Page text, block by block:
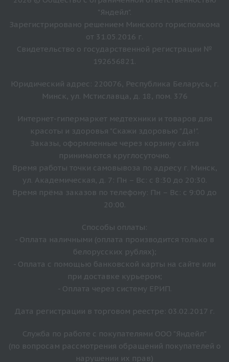
"Яндейл".
Зарегистрировано решением Минского горисполкома
от 31.05.2016 г.
Свидетельство о государственной регистрации №
192656821.
Юридический адрес: 220076, Республика Беларусь, г.
Минск, ул. Мстиславца, д. 18, пом. 376
Интернет-гипермаркет медтехники и товаров для
красоты и здоровья "Скажи здоровью "Да!".
Заказы, оформленные через корзину сайта
принимаются круглосуточно.
Время работы точки самовывоза по адресу г. Минск,
ул. Академическая, д. 7: Пн – Вс: с 8:30 до 20:30.
Время прёма заказов по телефону: Пн – Вс: с 9:00 до
20:00.
Способы оплаты:
- Оплата наличными (оплата производится только в
белорусских рублях);
- Оплата с помощью банковской карты на сайте или
при доставке курьером;
- Оплата через систему ЕРИП.
Дата регистрации в торговом реестре: 03.02.2017 г.
Служба по работе с покупателями ООО "Яндейл"
(по вопросам рассмотрения обращений покупателей о
нарушении их прав)